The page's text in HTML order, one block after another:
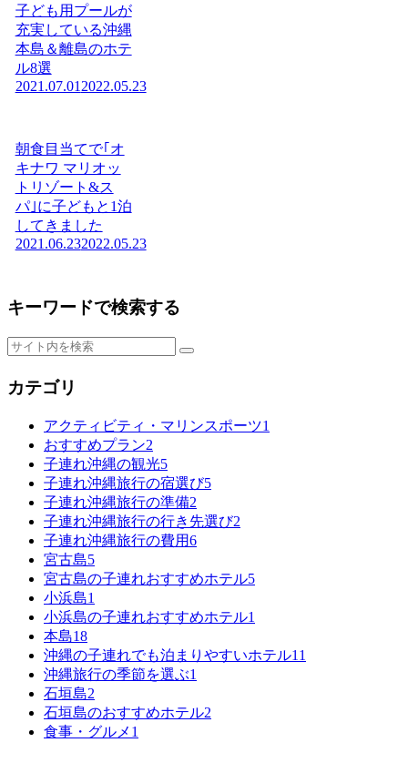
子ども用プールが
充実している沖縄
本島＆離島のホテ
ル8選
2021.07.012022.05.23
朝食目当てで｢オ
キナワ マリオッ
トリゾート&ス
パ｣に子どもと1泊
してきました
2021.06.232022.05.23
キーワードで検索する
カテゴリ
アクティビティ・マリンスポーツ1
おすすめプラン2
子連れ沖縄の観光5
子連れ沖縄旅行の宿選び5
子連れ沖縄旅行の準備2
子連れ沖縄旅行の行き先選び2
子連れ沖縄旅行の費用6
宮古島5
宮古島の子連れおすすめホテル5
小浜島1
小浜島の子連れおすすめホテル1
本島18
沖縄の子連れでも泊まりやすいホテル11
沖縄旅行の季節を選ぶ1
石垣島2
石垣島のおすすめホテル2
食事・グルメ 1